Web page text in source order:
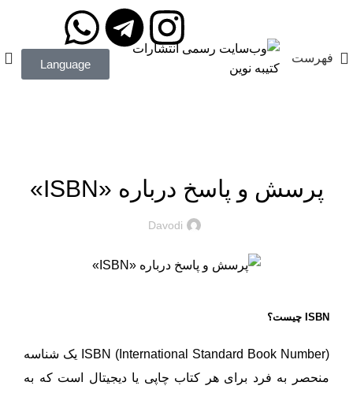
فهرست Language
پرسش و پاسخ درباره «ISBN»
Davodi
ISBN چیست؟
ISBN (International Standard Book Number) یک شناسه
منحصر به فرد برای هر کتاب چاپی یا دیجیتال است که به